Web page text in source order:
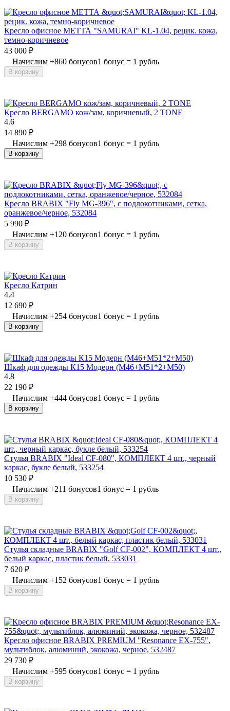
Кресло офисное МЕТТА "SAMURAI" KL-1.04, рецик. кожа,
темно-коричневое
43 000 ₽
Начислим +860 бонусов1 бонус = 1 рубль
В корзину
Кресло BERGAMO кож/зам, коричневый, 2 TONE
4.6
14 890 ₽
Начислим +298 бонусов1 бонус = 1 рубль
В корзину
Кресло BRABIX "Fly MG-396", с подлокотниками, сетка,
оранжевое/черное, 532084
5 990 ₽
Начислим +120 бонусов1 бонус = 1 рубль
В корзину
Кресло Катрин
4.4
12 690 ₽
Начислим +254 бонусов1 бонус = 1 рубль
В корзину
Шкаф для одежды К15 Модерн (М46+М51*2+М50)
4.8
22 190 ₽
Начислим +444 бонусов1 бонус = 1 рубль
В корзину
Стулья BRABIX "Ideal CF-080", КОМПЛЕКТ 4 шт., черный
каркас, букле белый, 533254
10 530 ₽
Начислим +211 бонусов1 бонус = 1 рубль
В корзину
Стулья складные BRABIX "Golf CF-002", КОМПЛЕКТ 4 шт.,
белый каркас, пластик белый, 533031
7 620 ₽
Начислим +152 бонусов1 бонус = 1 рубль
В корзину
Кресло офисное BRABIX PREMIUM "Resonance EX-755",
мультиблок, алюминий, экокожа, черное, 532487
29 730 ₽
Начислим +595 бонусов1 бонус = 1 рубль
В корзину